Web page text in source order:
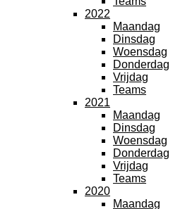
2022
Maandag
Dinsdag
Woensdag
Donderdag
Vrijdag
Teams
2021
Maandag
Dinsdag
Woensdag
Donderdag
Vrijdag
Teams
2020
Maandag